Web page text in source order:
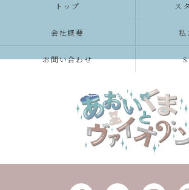
トップ ス
会社概要 私
お問い合わせ